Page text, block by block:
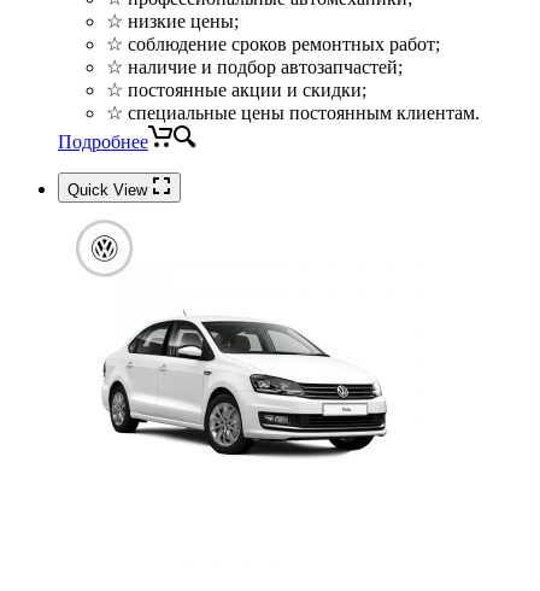
☆ низкие цены;
☆ соблюдение сроков ремонтных работ;
☆ наличие и подбор автозапчастей;
☆ постоянные акции и скидки;
☆ специальные цены постоянным клиентам.
Подробнее
Quick View